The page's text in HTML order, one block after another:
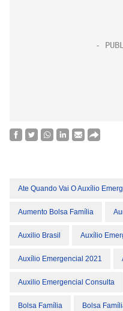
Ate Quando Vai O Auxílio
Aumento Bolsa Família
Auxilio Brasil Auxílio
Auxílio Emergencial 2021
Auxilio Emergencial Consulta
Bolsa Família Bolsa